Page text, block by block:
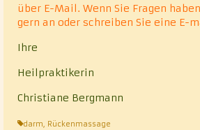
über E-Mail. Wenn Sie Fragen
gern an oder schreiben Sie eine E-
Ihre
Heilpraktikerin
Christiane Bergmann
darm, Rückenmassage